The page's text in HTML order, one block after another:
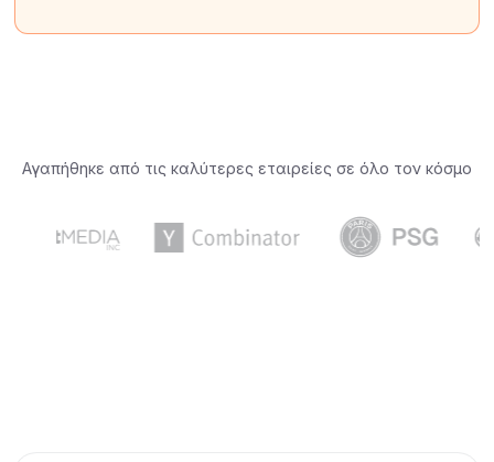
Αγαπήθηκε από τις καλύτερες εταιρείες σε όλο τον κόσμο